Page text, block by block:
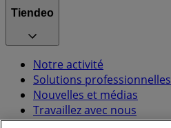
Tiendeo
Notre activité
Solutions professionnelles
Nouvelles et médias
Travaillez avec nous